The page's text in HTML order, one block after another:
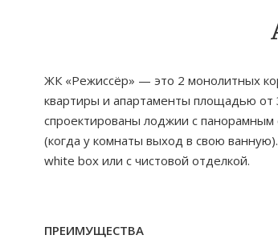
ЖК «Режиссёр» — это 2 монолитных
квартиры и апартаменты площадью от
спроектированы лоджии с панорамным
(когда у комнаты выход в свою
white box или с чистовой отделкой.
ПРЕИМУЩЕСТВА